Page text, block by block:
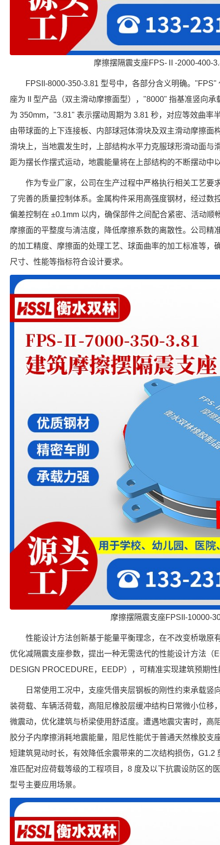
摩擦摆隔震支座FPS-Ⅱ-2000-400-
FPSII-8000-350-3.81 型号中，各部分含义明确。
座为 II 型产品（双主滑动摩擦面型），"8000" 指基准竖向
为 350mm，"3.81" 表示摆动周期为 3.81 秒，对应等效曲率
由带球面的上下连接板、内部球冠体滑块及双主滑动摩擦面
滑块上，当地震发生时，上部结构水平力克服球形滑动面与
距为摆长作摆式运动，地震能量将在上部结构的不断摆动中
作为专业厂家，公司在生产过程中严格执行相关工艺要
了完善的质量控制体系。金属构件采用高强度钢材，经过数
偏差控制在 ±0.1mm 以内，确保部件之间配合紧密、活动顺
摩擦面的平整度与清洁度，降低摩擦系数的离散性。公司精
的加工精度、摩擦面的处理工艺、球面曲率的加工标准等，
尺寸、性能等指标符合设计要求。
摩擦摆隔震支座FPSII-10000-
性能设计方法创新基于能量平衡理念，在不改变桥墩原
优化减隔震支座参数，提出一种无需迭代的性能设计方法（
DESIGN PROCEDURE，EEDP），可精准实现建筑预期
日常使用工况中，支座凭借夹层钢板的刚性约束承载竖
装荷载、车辆活荷载，高阻尼橡胶层缓冲结构日常微小位移
微震动，优化建筑与桥梁使用舒适度。遭遇地震灾害时，高
胶分子内摩擦消耗地震能量，阻尼性能优于普通天然橡胶支
短建筑晃动时长，有效降低余震带来的二次结构损伤，G1.2
准匹配对应荷载等级的工程项目，8 度及以下抗震设防区的
型号主要应用场景。